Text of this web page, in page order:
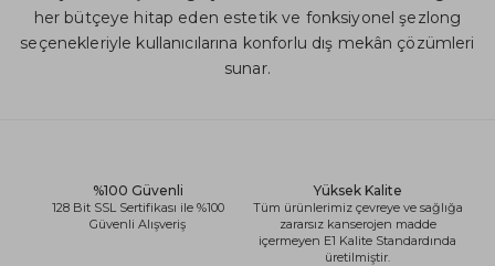
her bütçeye hitap eden estetik ve fonksiyonel şezlong
seçenekleriyle kullanıcılarına konforlu dış mekân çözümleri
sunar.
%100 Güvenli
128 Bit SSL Sertifikası ile %100
Güvenli Alışveriş
Yüksek Kalite
Tüm ürünlerimiz çevreye ve sağlığa
zararsız kanserojen madde
içermeyen E1 Kalite Standardında
üretilmiştir.